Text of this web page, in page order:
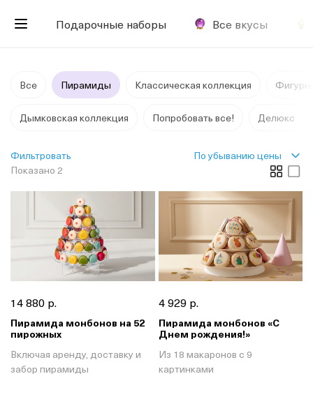
Подарочные наборы Все вкусы
Все Пирамиды Классическая коллекция
Дымковская коллекция Попробовать все! Делюкс
Показано 2
Фильтровать По убыванию цены
14 880 р.
Пирамида монбонов на 52
пирожных
Включая аренду, доставку и
забор пирамиды
4 929 р.
Пирамида монбонов «С
Днем рождения!»
Из 18 макаронов с 9
картинками